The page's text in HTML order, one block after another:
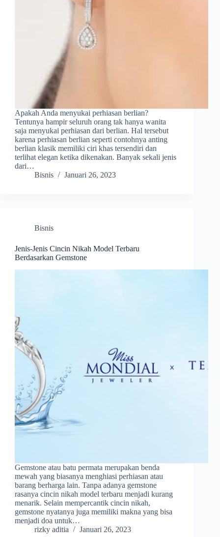
Apakah Anda menyukai perhiasan berlian?
Tentunya hampir seluruh orang tak hanya wanita
saja menyukai perhiasan dari berlian. Hal tersebut
karena perhiasan berlian seperti contohnya anting
berlian klasik memiliki ciri khas tersendiri dan
terlihat elegan ketika dikenakan. Banyak sekali jenis
dari…
Bisnis
Januari 26, 2023
Bisnis
Jenis-Jenis Cincin Nikah Model Terbaru
Berdasarkan Gemstone
Gemstone atau batu permata merupakan benda
mewah yang biasanya menghiasi perhiasan atau
barang berharga lain. Tanpa adanya gemstone
rasanya cincin nikah model terbaru menjadi kurang
menarik. Selain mempercantik cincin nikah,
gemstone nyatanya juga memiliki makna yang bisa
menjadi doa untuk…
rizky aditia
Januari 26, 2023